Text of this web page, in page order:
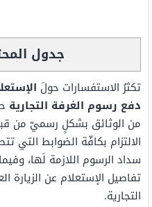
جدول
تكثرُ الاستفسارات حولَ
دفع رسوم الغرفة التجارية
من الوثائق بشكلٍ رسميّ من
الالتزام بكافّة الضوابط التي
سداد الرسوم اللازمة لَها،
تفاصيل الإستعلام عن الزيارة
التجارية.